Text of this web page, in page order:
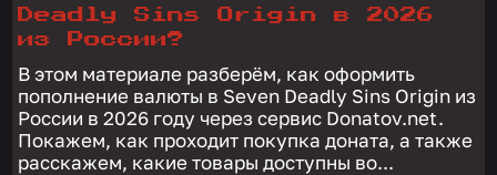
Deadly Sins Origin в 2026
из России?
В этом материале разберём, как оформить
пополнение валюты в Seven Deadly Sins Origin из
России в 2026 году через сервис Donatov.net.
Покажем, как проходит покупка доната, а также
расскажем, какие товары доступны во...